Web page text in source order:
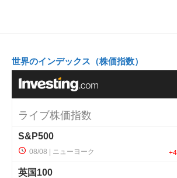
世界のインデックス（株価指数）